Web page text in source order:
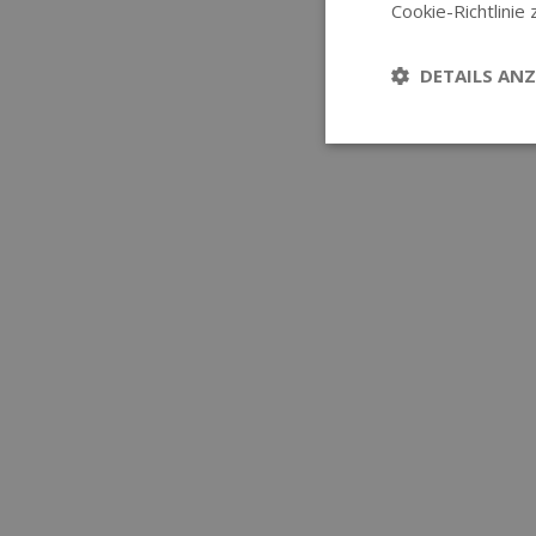
Cookie-Richtlinie
DETAILS